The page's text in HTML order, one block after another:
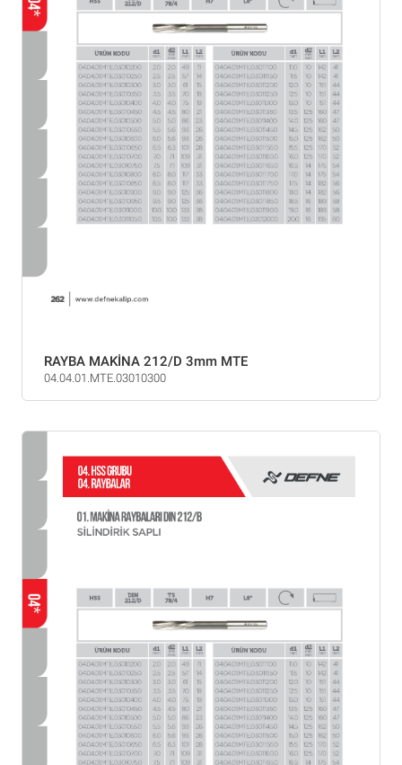
RAYBA MAKİNA 212/D 3mm MTE
04.04.01.MTE.03010300